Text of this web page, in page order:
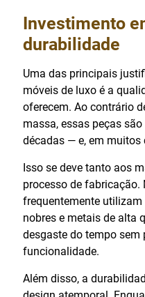
Investimento
durabilidade
Uma das principais
móveis de luxo é a
oferecem. Ao contrário
massa, essas peças
décadas — e, em muitos
Isso se deve tanto aos
processo de fabricação.
frequentemente
nobres e metais de alta
desgaste do tempo sem
funcionalidade.
Além disso, a